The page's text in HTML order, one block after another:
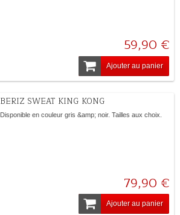
59,90 €
Ajouter au panier
BERIZ SWEAT KING KONG
Disponible en couleur gris &amp; noir. Tailles aux choix.
79,90 €
Ajouter au panier